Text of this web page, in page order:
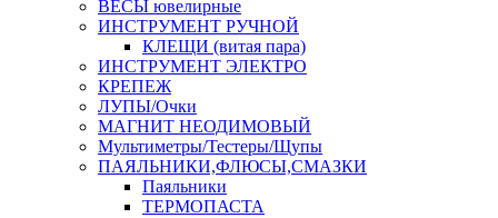
ВЕСЫ ювелирные
ИНСТРУМЕНТ РУЧНОЙ
КЛЕЩИ (витая пара)
ИНСТРУМЕНТ ЭЛЕКТРО
КРЕПЕЖ
ЛУПЫ/Очки
МАГНИТ НЕОДИМОВЫЙ
Мультиметры/Тестеры/Щупы
ПАЯЛЬНИКИ,ФЛЮСЫ,СМАЗКИ
Паяльники
ТЕРМОПАСТА